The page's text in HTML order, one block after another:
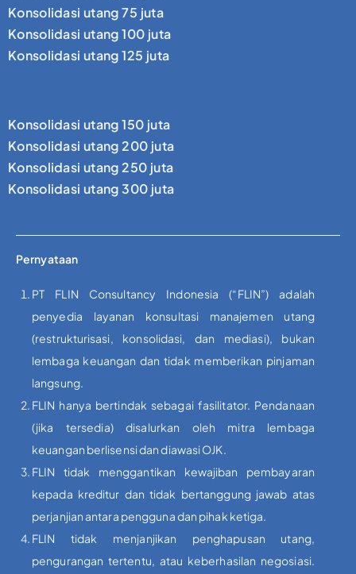
Konsolidasi utang 75 juta
Konsolidasi utang 100 juta
Konsolidasi utang 125 juta
Konsolidasi utang 150 juta
Konsolidasi utang 200 juta
Konsolidasi utang 250 juta
Konsolidasi utang 300 juta
Pernyataan
PT FLIN Consultancy Indonesia (“FLIN”) adalah
penyedia layanan konsultasi manajemen utang
(restrukturisasi, konsolidasi, dan mediasi), bukan
lembaga keuangan dan tidak memberikan pinjaman
langsung.
FLIN hanya bertindak sebagai fasilitator. Pendanaan
(jika tersedia) disalurkan oleh mitra lembaga
keuangan berlisensi dan diawasi OJK.
FLIN tidak menggantikan kewajiban pembayaran
kepada kreditur dan tidak bertanggung jawab atas
perjanjian antara pengguna dan pihak ketiga.
FLIN tidak menjanjikan penghapusan utang,
pengurangan tertentu, atau keberhasilan negosiasi.